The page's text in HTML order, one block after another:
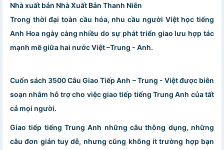
Nhà xuất bản Nhà Xuất Bản Thanh Niên
Trong thời đại toàn cầu hóa, nhu cầu người Việt học tiếng
Anh Hoa ngày càng nhiều do sự phát triển giao lưu hợp tác
mạnh mẽ giữa hai nước Việt –Trung - Anh.
Cuốn sách 3500 Câu Giao Tiếp Anh – Trung - Việt được biên
soạn nhằm hỗ trợ cho việc giao tiếp tiếng Trung Anh của tất
cả mọi người.
Giao tiếp tiếng Trung Anh những câu thông dụng, những
câu đơn giản tuy dễ, nhưng cũng không ít trường hợp bạn